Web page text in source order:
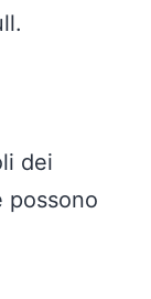
dei
possono